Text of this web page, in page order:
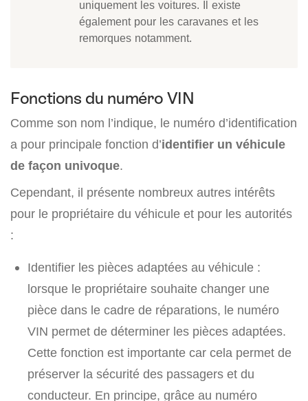
uniquement les voitures. Il existe
également pour les caravanes et les
remorques notamment.
Fonctions du numéro VIN
Comme son nom l’indique, le numéro d’identification
a pour principale fonction d’identifier un véhicule
de façon univoque.
Cependant, il présente nombreux autres intérêts
pour le propriétaire du véhicule et pour les autorités
:
Identifier les pièces adaptées au véhicule :
lorsque le propriétaire souhaite changer une
pièce dans le cadre de réparations, le numéro
VIN permet de déterminer les pièces adaptées.
Cette fonction est importante car cela permet de
préserver la sécurité des passagers et du
conducteur. En principe, grâce au numéro